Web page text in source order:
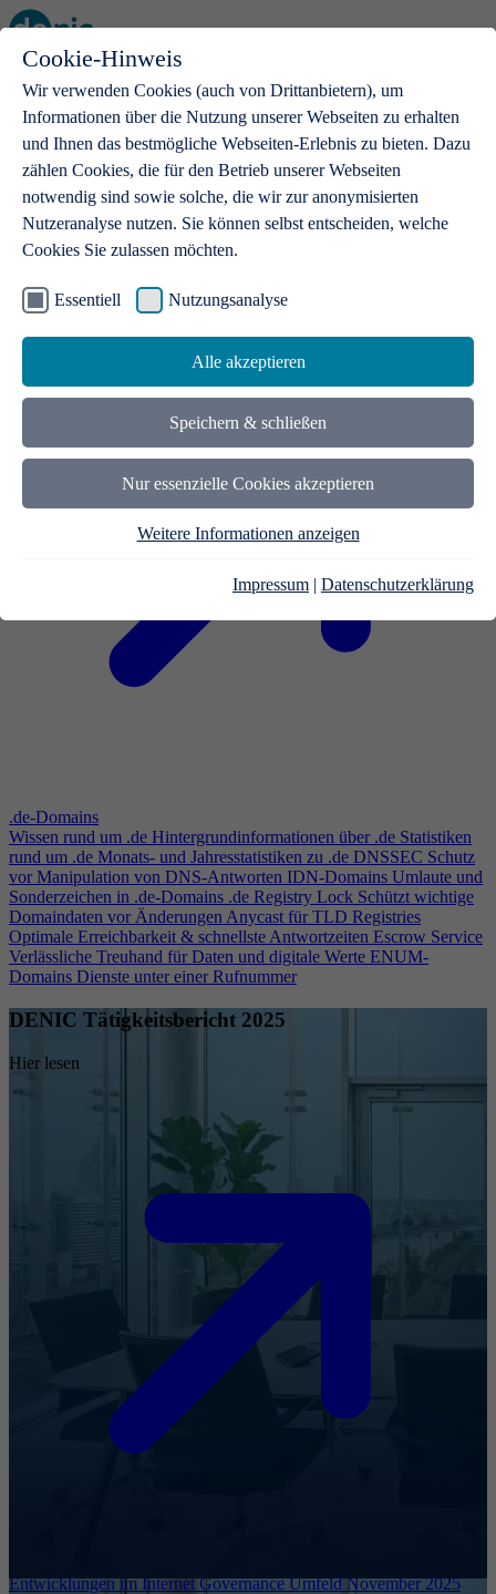
Cookie-Hinweis
Wir verwenden Cookies (auch von Drittanbietern), um
Informationen über die Nutzung unserer Webseiten zu erhalten
und Ihnen das bestmögliche Webseiten-Erlebnis zu bieten. Dazu
zählen Cookies, die für den Betrieb unserer Webseiten
notwendig sind sowie solche, die wir zur anonymisierten
Nutzeranalyse nutzen. Sie können selbst entscheiden, welche
Cookies Sie zulassen möchten.
Essentiell Nutzungsanalyse
Alle akzeptieren
Speichern & schließen
Nur essenzielle Cookies akzeptieren
Weitere Informationen anzeigen
Impressum | Datenschutzerklärung
Open main menu
.de-Domains
Mit einer .de-Domain erhalten Ideen eine Bühne
.de-Domains
Wissen rund um .de Hintergrundinformationen über .de Statistiken
rund um .de Monats- und Jahresstatistiken zu .de DNSSEC Schutz
vor Manipulation von DNS-Antworten IDN-Domains Umlaute und
Sonderzeichen in .de-Domains .de Registry Lock Schützt wichtige
Domaindaten vor ÄnderungenAnycast für TLD Registries
Optimale Erreichbarkeit & schnellste Antwortzeiten Escrow Service
Verlässliche Treuhand für Daten und digitale Werte ENUM-
Domains Dienste unter einer Rufnummer
DENIC Tätigkeitsbericht 2025
Hier lesen
Entwicklungen im Internet Governance Umfeld November 2025